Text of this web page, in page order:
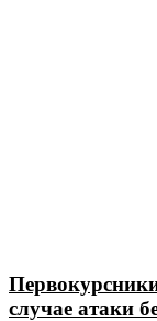
случае атаки